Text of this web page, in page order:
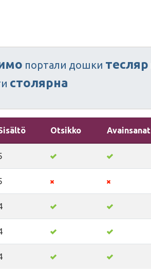
портали дошки тесляр
столярна
Otsikko Avainsanat